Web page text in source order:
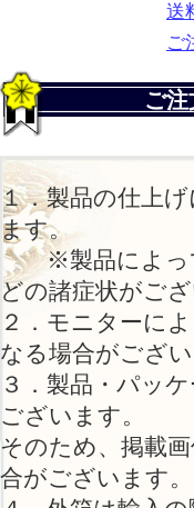
送
ご
ご
１．製品の仕上
ます。
※製品によって
どの諸症状がござ
２．モニターに
なる場合がござい
３．製品・パッ
ございます。
そのため、掲載
合がございます。